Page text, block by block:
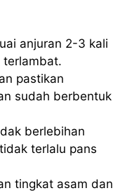
anjuran 2-3 kali
terlambat.
pastikan
sudah berbentuk
berlebihan
terlalu pans
tingkat asam dan